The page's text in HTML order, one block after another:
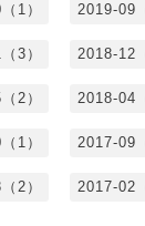
1） 2019-09
3） 2018-12
2） 2018-04
1） 2017-09
2） 2017-02